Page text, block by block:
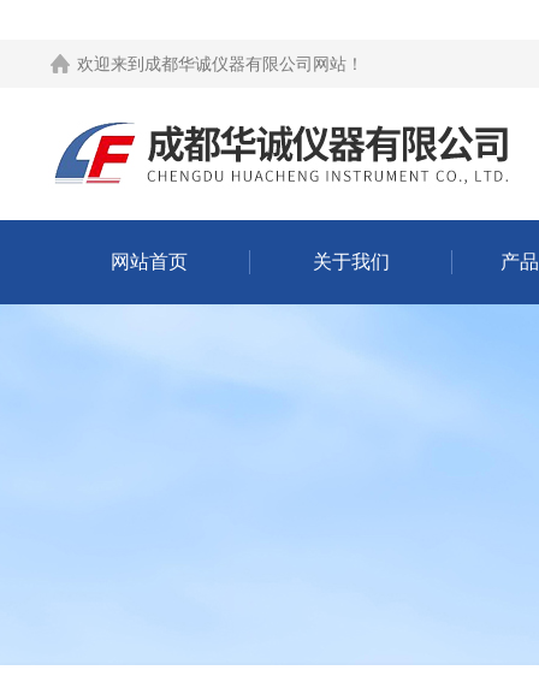
欢迎来到 成都华诚仪器有限公司网站 ！
网站首页 关于我们 产